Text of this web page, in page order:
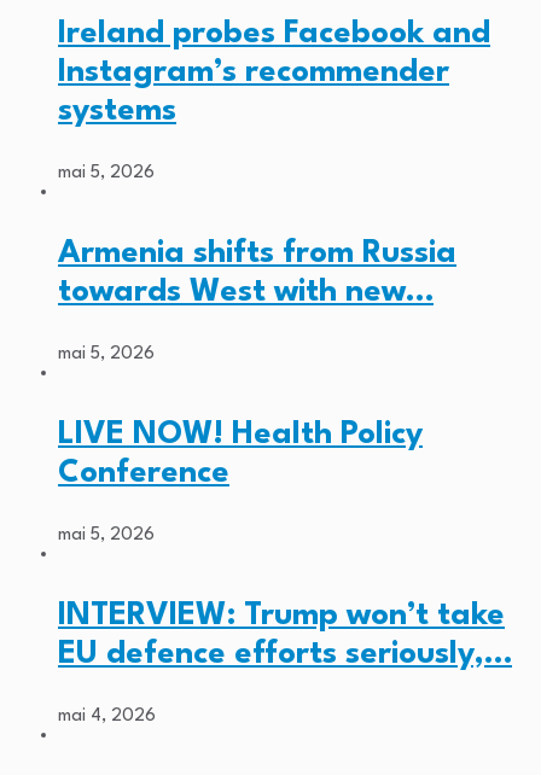
Ireland probes Facebook and
Instagram’s recommender
systems
mai 5, 2026
Armenia shifts from Russia
towards West with new…
mai 5, 2026
LIVE NOW! Health Policy
Conference
mai 5, 2026
INTERVIEW: Trump won’t take
EU defence efforts seriously,…
mai 4, 2026